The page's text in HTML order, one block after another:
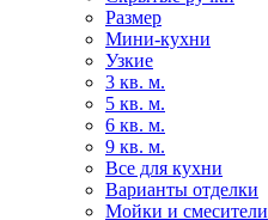
Размер
Мини-кухни
Узкие
3 кв. м.
5 кв. м.
6 кв. м.
9 кв. м.
Все для кухни
Варианты отделки
Мойки и смесители